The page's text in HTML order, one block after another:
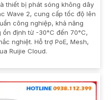
thiết bị phát sóng không dây
Wave 2, cung cấp tốc độ lên
công nghiệp, khả năng
định từ -30°C đến 70°C,
nghiệt. Hỗ trợ PoE, Mesh,
Ruijie Cloud.